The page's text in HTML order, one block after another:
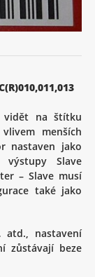
vidět na štítku
menších
nastaven jako
Slave
– Slave musí
také jako
atd., nastavení
zůstávají beze